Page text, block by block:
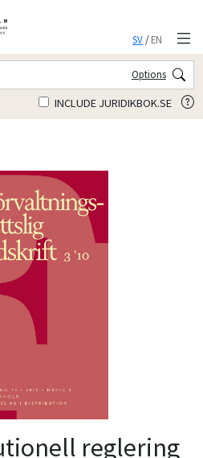
SV/EN
Options
INCLUDE JURIDIKBOK.SE
reglering